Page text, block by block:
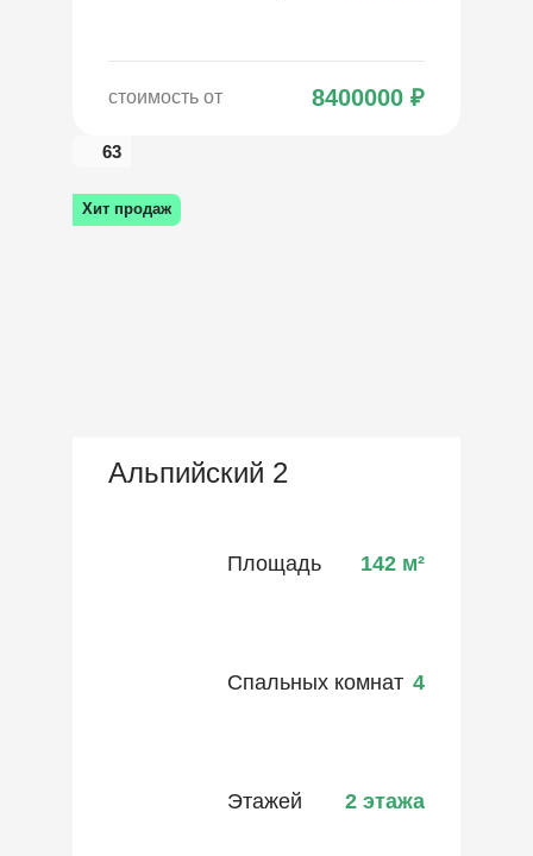
стоимость от 8400000 ₽
63
Альпийский 2
Площадь 142 м²
Спальных комнат 4
Этажей 2 этажа
Хит продаж